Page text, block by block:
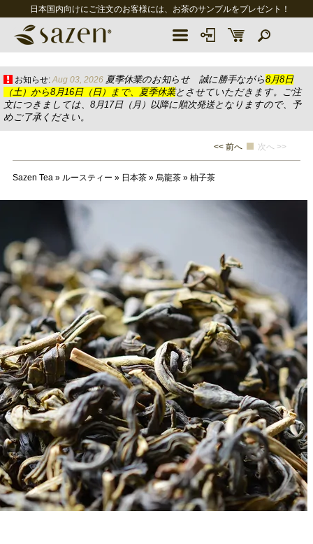
日本国内向けにご注文のお客様には、お茶のサンプルをプレゼント！
お知らせ: Aug 03, 2026 夏季休業のお知らせ 誠に勝手ながら8月8日
（土）から8月16日（日）まで、夏季休業とさせていただきます。ご注
文につきましては、8月17日（月）以降に順次発送となりますので、予
めご了承ください。
<< 前へ 次へ >>
Sazen Tea» ルースティー » 日本茶» 烏龍茶» 柚子茶